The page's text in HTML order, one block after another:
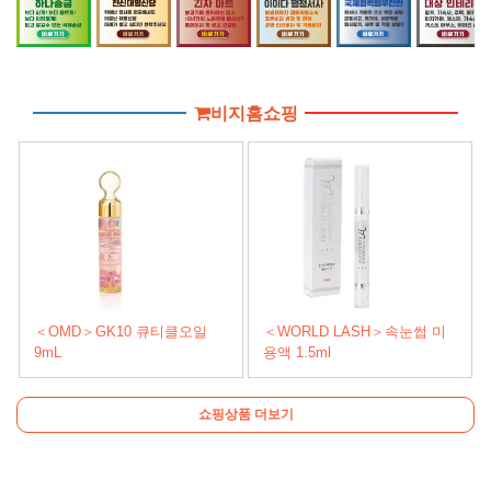
비지홈쇼핑
＜OMD＞GK10 큐티클오일
9mL
＜WORLD LASH＞속눈썹 미
용액 1.5ml
쇼핑상품 더보기